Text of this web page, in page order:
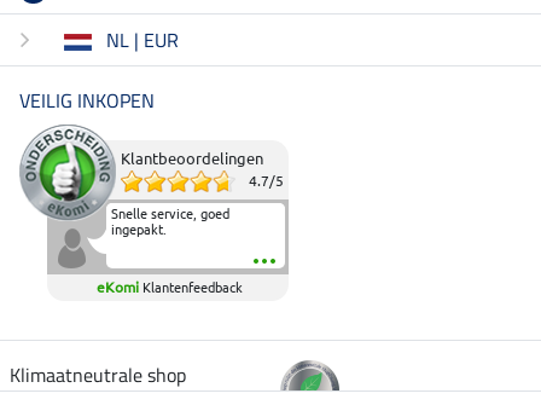
NL | EUR
VEILIG INKOPEN
Klantbeoordelingen
4.7/5
Snelle service, goed
ingepakt.
eKomi Klantenfeedback
Klimaatneutrale shop